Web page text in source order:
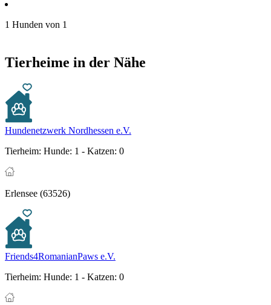
1 Hunden von 1
Tierheime in der Nähe
Hundenetzwerk Nordhessen e.V.
Tierheim: Hunde: 1 - Katzen: 0
Erlensee (63526)
Friends4RomanianPaws e.V.
Tierheim: Hunde: 1 - Katzen: 0